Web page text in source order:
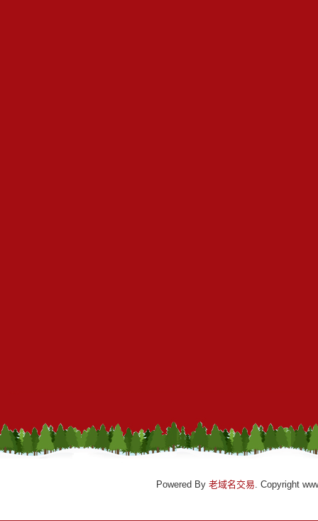
Powered By 老域名交易. Copyright